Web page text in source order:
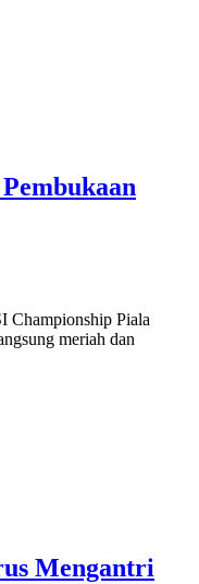
Piala
meriah dan
Mengantri